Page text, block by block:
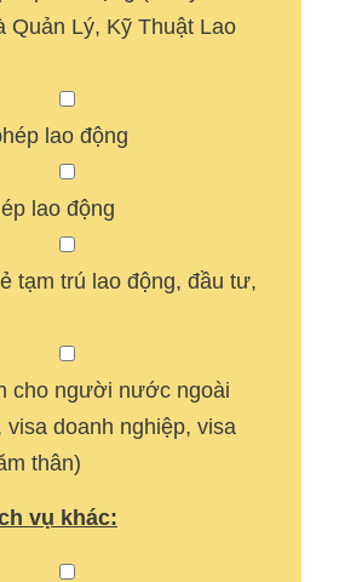
Quản Lý, Kỹ Thuật Lao
lao động
lao động
tạm trú lao động, đầu tư,
cho người nước ngoài
visa doanh nghiệp, visa
thân)
vụ khác: